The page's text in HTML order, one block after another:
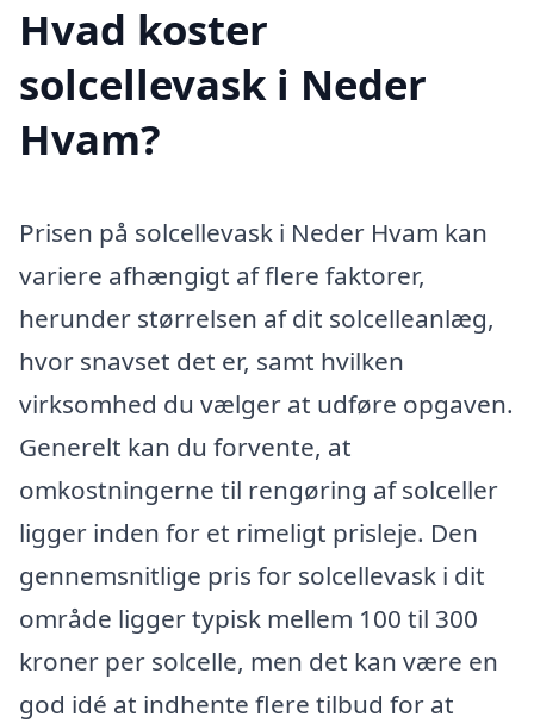
Hvad koster
solcellevask i Neder
Hvam?
Prisen på solcellevask i Neder Hvam kan
variere afhængigt af flere faktorer,
herunder størrelsen af dit solcelleanlæg,
hvor snavset det er, samt hvilken
virksomhed du vælger at udføre opgaven.
Generelt kan du forvente, at
omkostningerne til rengøring af solceller
ligger inden for et rimeligt prisleje. Den
gennemsnitlige pris for solcellevask i dit
område ligger typisk mellem 100 til 300
kroner per solcelle, men det kan være en
god idé at indhente flere tilbud for at